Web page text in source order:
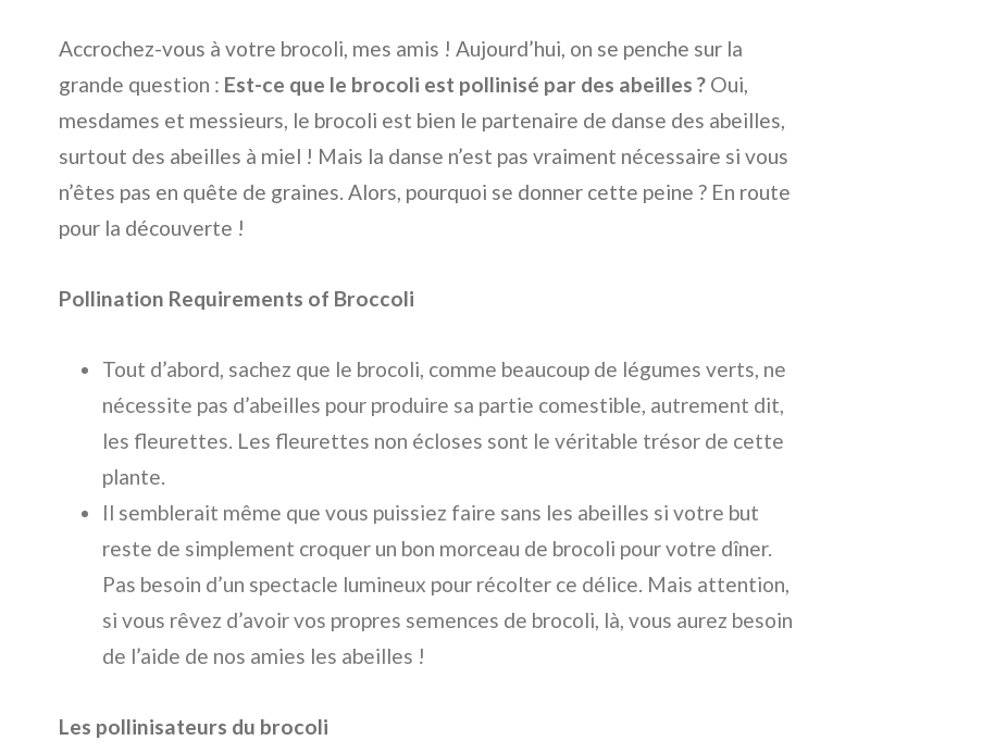
Accrochez-vous à votre brocoli, mes amis ! Aujourd’hui, on se penche sur la
grande question : Est-ce que le brocoli est pollinisé par des abeilles ? Oui,
mesdames et messieurs, le brocoli est bien le partenaire de danse des abeilles,
surtout des abeilles à miel ! Mais la danse n’est pas vraiment nécessaire si vous
n’êtes pas en quête de graines. Alors, pourquoi se donner cette peine ? En route
pour la découverte !
Pollination Requirements of Broccoli
Tout d’abord, sachez que le brocoli, comme beaucoup de légumes verts, ne
nécessite pas d’abeilles pour produire sa partie comestible, autrement dit,
les fleurettes. Les fleurettes non écloses sont le véritable trésor de cette
plante.
Il semblerait même que vous puissiez faire sans les abeilles si votre but
reste de simplement croquer un bon morceau de brocoli pour votre dîner.
Pas besoin d’un spectacle lumineux pour récolter ce délice. Mais attention,
si vous rêvez d’avoir vos propres semences de brocoli, là, vous aurez besoin
de l’aide de nos amies les abeilles !
Les pollinisateurs du brocoli